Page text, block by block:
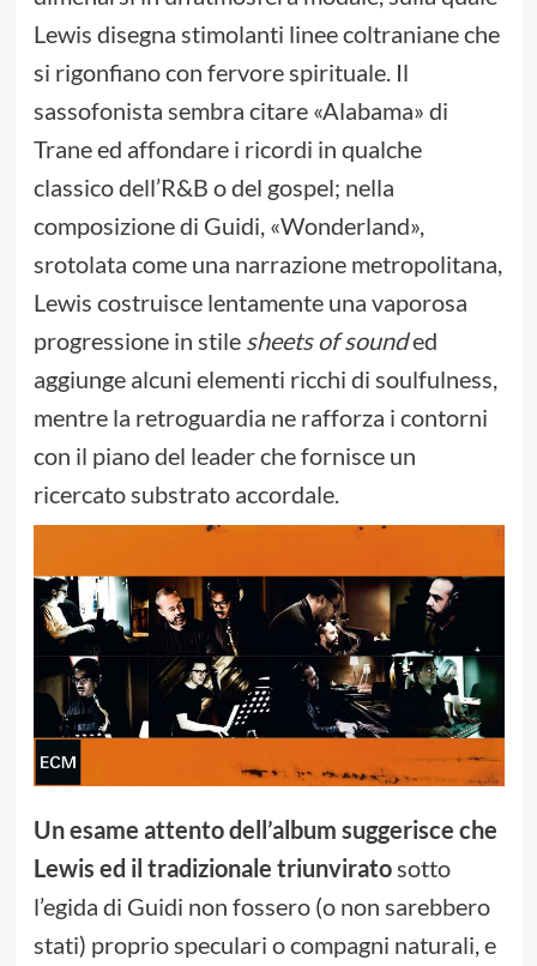
Lewis disegna stimolanti linee coltraniane che
si rigonfiano con fervore spirituale. Il
sassofonista sembra citare «Alabama» di
Trane ed affondare i ricordi in qualche
classico dell’R&B o del gospel; nella
composizione di Guidi, «Wonderland»,
srotolata come una narrazione metropolitana,
Lewis costruisce lentamente una vaporosa
progressione in stile sheets of sounded
aggiunge alcuni elementi ricchi di soulfulness,
mentre la retroguardia ne rafforza i contorni
con il piano del leader che fornisce un
ricercato substrato accordale.
Un esame attento dell’album suggerisce che
Lewis ed il tradizionale triunviratosotto
l’egida di Guidi non fossero (o non sarebbero
stati) proprio speculari o compagni naturali, e